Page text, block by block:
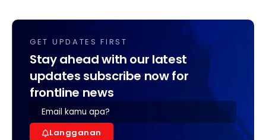
GET UPDATES FIRST
Stay ahead with our latest
updates subscribe now for
frontline news
Langganan